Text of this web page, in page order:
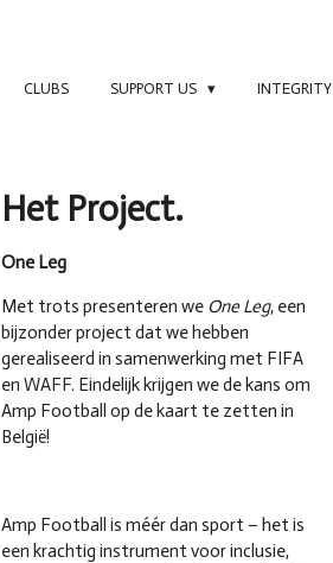
CLUBS SUPPORT US INTEGRITY
Het Project.
One Leg
Met trots presenteren we One Leg, een
bijzonder project dat we hebben
gerealiseerd in samenwerking met FIFA
en WAFF. Eindelijk krijgen we de kans om
Amp Football op de kaart te zetten in
België!
Amp Football is méér dan sport – het is
een krachtig instrument voor inclusie,